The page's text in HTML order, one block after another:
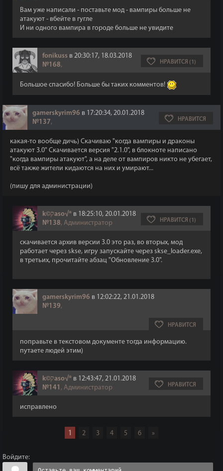
Вам уже написали - поставьте мод - вампиры больше не
атакуют - вбейте в гугле
И ни одного вампира в городе больше не увидите
fonikuss в 20:30:17, 18.03.2018
№168, НРАВИТСЯ (1)
Большое спасибо! Больше бы таких комментов!
gamerskyrim96 в 17:20:34, 20.01.2018
№137, НРАВИТСЯ
какая-то вообще дичь) Скачиваю "когда вампиры и драконы
атакуют 3.0" Скачивается версия "2.1.0", в блокноте написано
"когда вампиры атакуют", а на деле от вампиров никто не убегает,
всё также жители кидаются на них и умирают...
(пишу для администрации)
k©קaso√® в 18:25:10, 20.01.2018
№138, Администратор НРАВИТСЯ (1)
скачивается архив версии 3.0 это раз, во вторых, мод
работает через skse, игру запускайте через skse_loader.exe,
в третьих, прочитайте абзац "Обновление 3.0".
gamerskyrim96 в 12:02:22, 21.01.2018
№139,
НРАВИТСЯ
поправьте в текстовом документе тогда информацию.
путаете людей этим)
k©קaso√® в 12:43:47, 21.01.2018
№141 , Администратор НРАВИТСЯ
исправлено
1 2 3 4 5 6 »
Войдите: